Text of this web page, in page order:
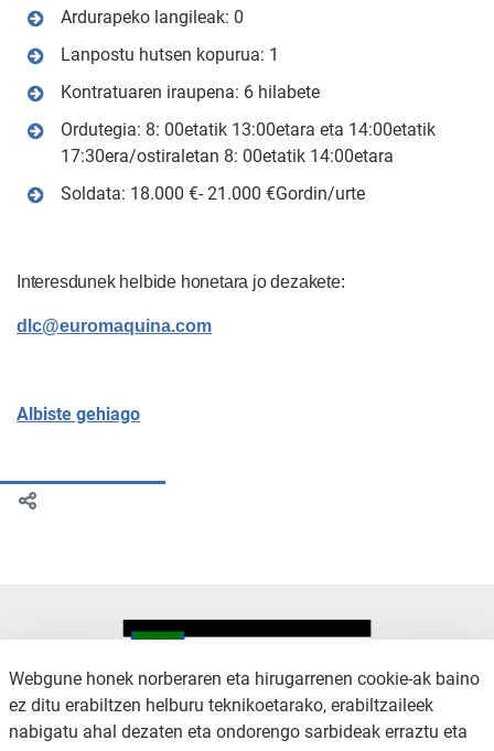
Ardurapeko langileak: 0
Lanpostu hutsen kopurua: 1
Kontratuaren iraupena: 6 hilabete
Ordutegia: 8: 00etatik 13:00etara eta 14:00etatik
17:30era/ostiraletan 8: 00etatik 14:00etara
Soldata: 18.000 €- 21.000 €Gordin/urte
Interesdunek helbide honetara jo dezakete:
dlc@euromaquina.com
Albiste gehiago
Webgune honek norberaren eta hirugarrenen cookie-ak baino
ez ditu erabiltzen helburu teknikoetarako, erabiltzaileek
nabigatu ahal dezaten eta ondorengo sarbideak erraztu eta